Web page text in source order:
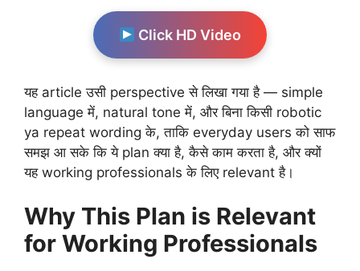
Click HD Video
यह article उसी perspective से लिखा गया है — simple
language में, natural tone में, और बिना किसी robotic
ya repeat wording के, ताकि everyday users को साफ
समझ आ सके कि ये plan क्या है, कैसे काम करता है, और क्यों
यह working professionals के लिए relevant है।
Why This Plan is Relevant
for Working Professionals